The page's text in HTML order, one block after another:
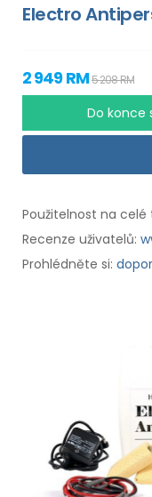
Electro
2 949 RM5 208 RM
Do konce
Použitelnost na celé
Recenze uživatelů:
Prohlédněte si: